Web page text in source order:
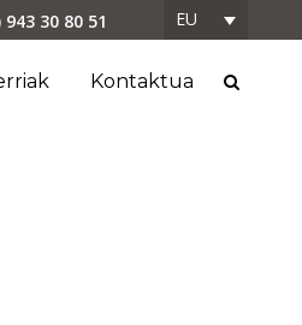
943 30 80 51 EU
Kontaktua